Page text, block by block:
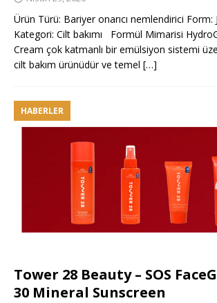
Ürün Türü: Bariyer onarıcı nemlendirici
Kategori: Cilt bakımı Formül Mimarisi
Cream çok katmanlı bir emülsiyon sistemi
cilt bakım ürünüdür ve temel […]
HABERLER
Tower 28 Beauty – SOS
30 Mineral Sunscreen